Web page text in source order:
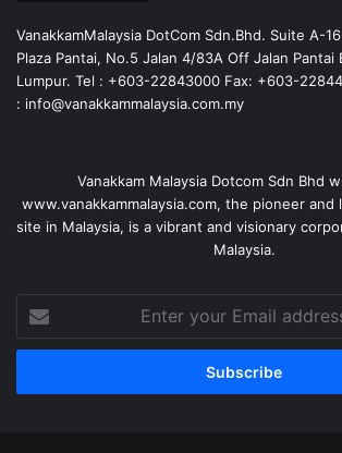
VanakkamMalaysia DotCom Sdn.Bhd. Suite A-
Plaza Pantai, No.5 Jalan 4/83A Off Jalan Pantai
Lumpur. Tel : +603-22843000 Fax: +603-
: info@vanakkammalaysia.com.my
Vanakkam Malaysia Dotcom Sdn Bhd
www.vanakkammalaysia.com, the pioneer and
site in Malaysia, is a vibrant and visionary
Malaysia.
your
Email